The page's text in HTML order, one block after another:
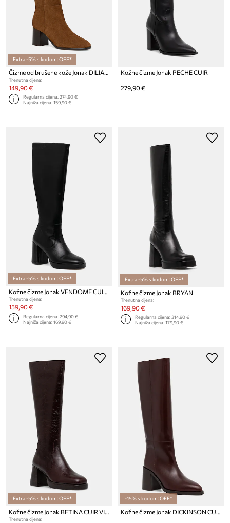
Extra -5% s kodom: OFF*
Čizme od brušene kože Jonak DILIA CROUTE
Trenutna cijena:
149,90 €
Regularna cijena:274,90 €
Najniža cijena:159,90 €
Kožne čizme Jonak PECHE CUIR
279,90 €
Extra -5% s kodom: OFF*
Kožne čizme Jonak VENDOME CUIR
Trenutna cijena:
159,90 €
Regularna cijena:294,90 €
Najniža cijena:169,90 €
Extra -5% s kodom: OFF*
Kožne čizme Jonak BRYAN
Trenutna cijena:
169,90 €
Regularna cijena:314,90 €
Najniža cijena:179,90 €
Extra -5% s kodom: OFF*
Kožne čizme Jonak BETINA CUIR VIEILLI
Trenutna cijena:
-15% s kodom: OFF*
Kožne čizme Jonak DICKINSON CUIR